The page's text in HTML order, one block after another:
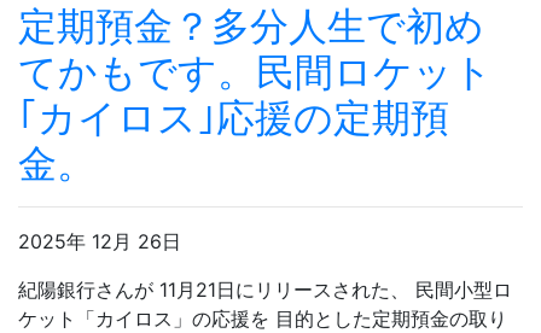
定期預金？多分人生で初め
てかもです。民間ロケット
｢カイロス｣応援の定期預
金。
2025年 12月 26日
紀陽銀行さんが 11月21日にリリースされた、 民間小型ロ
ケット「カイロス」の応援を 目的とした定期預金の取り